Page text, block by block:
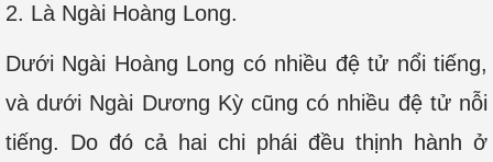
2. Là Ngài Hoàng Long.
Dưới Ngài Hoàng Long có nhiều đệ tử nổi tiếng,
và dưới Ngài Dương Kỳ cũng có nhiều đệ tử nỗi
tiếng. Do đó cả hai chi phái đều thịnh hành ở